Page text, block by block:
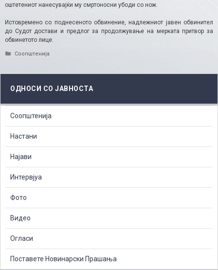
оштетениот нанесувајќи му смртоносни убоди со нож.
Истовремено со поднесеното обвинение, надлежниот јавен обвинител
до Судот достави и предлог за продолжување на мерката притвор за
обвинетото лице.
Categories
Соопштенија
ОДНОСИ СО ЈАВНОСТА
Соопштенија
Настани
Најави
Интервјуа
Фото
Видео
Огласи
Поставете Новинарски Прашања